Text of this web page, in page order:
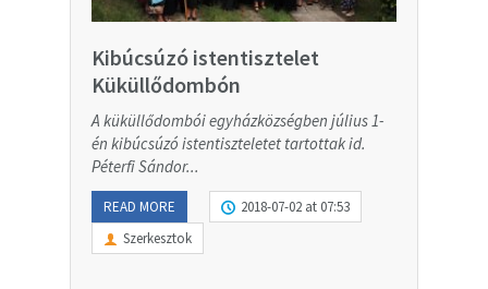
Kibúcsúzó istentisztelet
Küküllődombón
A küküllődombói egyházközségben július 1-
én kibúcsúzó istentiszteletet tartottak id.
Péterfi Sándor...
READ MORE
2018-07-02 at 07:53
Szerkesztok